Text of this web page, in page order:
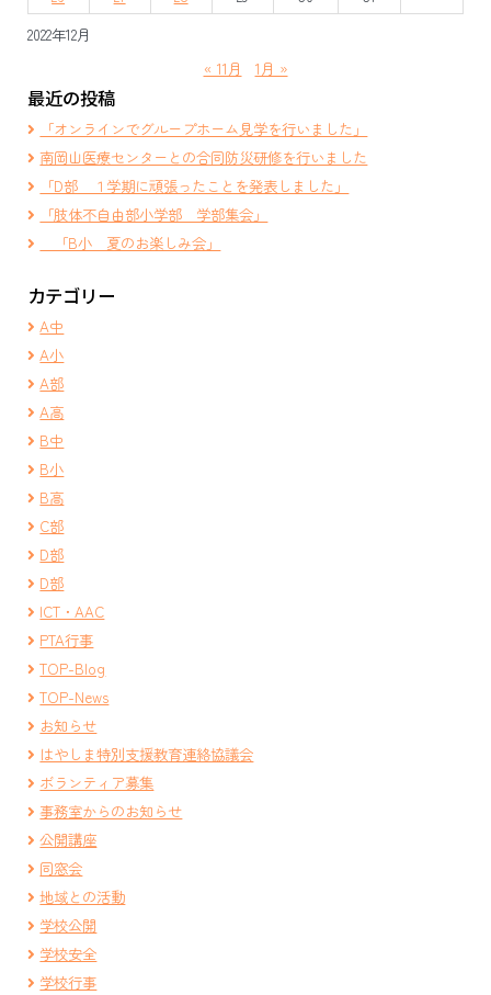
2022年12月
« 11月 1月 »
最近の投稿
「オンラインでグループホーム見学を行いました」
南岡山医療センターとの合同防災研修を行いました
「D部 １学期に頑張ったことを発表しました」
「肢体不自由部小学部 学部集会」
「B小 夏のお楽しみ会」
カテゴリー
A中
A小
A部
A高
B中
B小
B高
C部
D部
D部
ICT・AAC
PTA行事
TOP-Blog
TOP-News
お知らせ
はやしま特別支援教育連絡協議会
ボランティア募集
事務室からのお知らせ
公開講座
同窓会
地域との活動
学校公開
学校安全
学校行事